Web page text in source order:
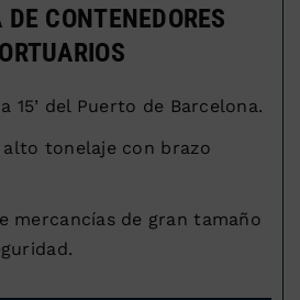
CONTENEDORES
15’ del Puerto de Barcelona.
tonelaje con brazo
mercancías de gran tamaño